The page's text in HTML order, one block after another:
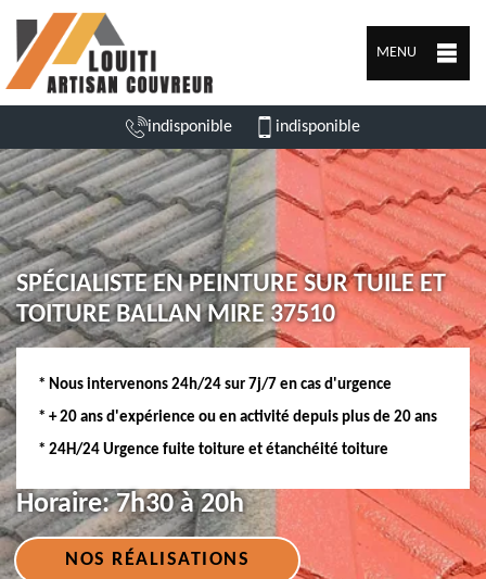
MENU
indisponible indisponible
SPÉCIALISTE EN PEINTURE SUR TUILE ET
TOITURE BALLAN MIRE 37510
* Nous intervenons 24h/24 sur 7j/7 en cas d'urgence
* + 20 ans d'expérience ou en activité depuis plus de 20 ans
* 24H/24 Urgence fuite toiture et étanchéité toiture
Horaire:7h30 à 20h
NOS RÉALISATIONS